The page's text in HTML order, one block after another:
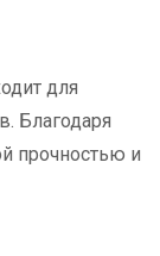
для
Благодаря
прочностью и